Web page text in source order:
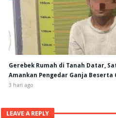
Gerebek Rumah di Tanah Datar,
Amankan Pengedar Ganja Beserta
3 hari ago
LEAVE A REPLY